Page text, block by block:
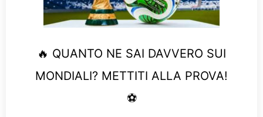
🔥 QUANTO NE SAI DAVVERO SUI
MONDIALI? METTITI ALLA PROVA!
⚽